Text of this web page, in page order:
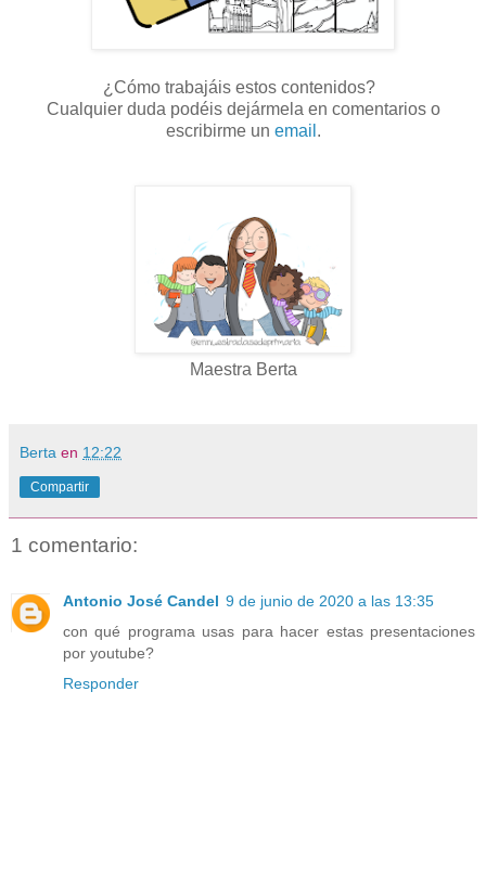
¿Cómo trabajáis estos contenidos?
Cualquier duda podéis dejármela en comentarios o
escribirme un email .
Maestra Berta
Berta en 12:22
Compartir
1 comentario:
Antonio José Candel 9 de junio de 2020 a las 13:35
con qué programa usas para hacer estas presentaciones
por youtube?
Responder